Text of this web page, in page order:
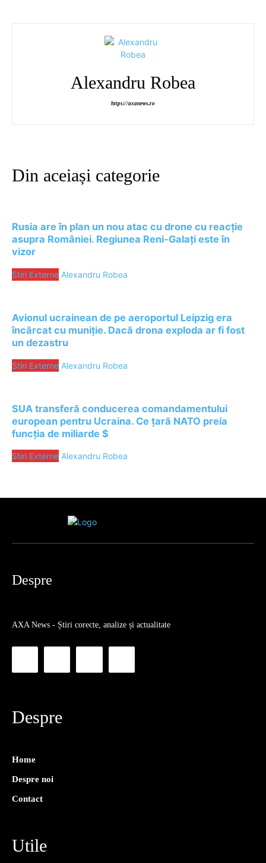
Alexandru Robea
https://axanews.ro
Din aceiași categorie
Rusia are în plan un nou atac cu drone cu reacție
asupra României. Regiunea Reni-Galați este în
vizor
Stiri Externe Alexandru Robea
Avionul ucrainean de pe aeroportul Leipzig era
încărcat cu muniție. Dacă drona exploda ar fi fost
un dezastru
Stiri Externe Alexandru Robea
SUA transferă conducerea comandamentului
european pentru Ucraina. Ce țară NATO preia
funcția de miliarde $
Stiri Externe Alexandru Robea
Despre
AXA News - Știri corecte, analize și actualitate
Despre
Home
Despre noi
Contact
Utile